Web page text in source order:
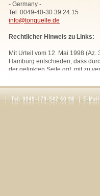
- Germany -
Tel: 0049-40-30 39 24 15
info@tonquelle.de
Rechtlicher Hinweis zu Links:
Mit Urteil vom 12. Mai 1998
Hamburg entschieden, dass
der gelinkten Seite ggf. mit zu
Website. Diese Erklärung gilt
zur Zeit bestehen oder in
Alle Bilder, Texte und Grafiken,